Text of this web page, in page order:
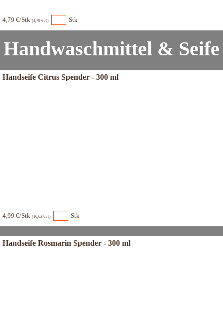
4,79 €/Stk (4,79 € / l) Stk
Handwaschmittel & Seife
Handseife Citrus Spender - 300 ml
4,99 €/Stk (16,63 € / l) Stk
Handseife Rosmarin Spender - 300 ml